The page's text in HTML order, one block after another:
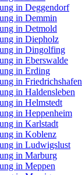
in Deggendorf
in Demmin
in Detmold
in Diepholz
in Dingolfing
in Eberswalde
in Erding
in Friedrichshafen
in Haldensleben
in Helmstedt
in Heppenheim
in Karlstadt
in Koblenz
in Ludwigslust
in Marburg
in Meppen